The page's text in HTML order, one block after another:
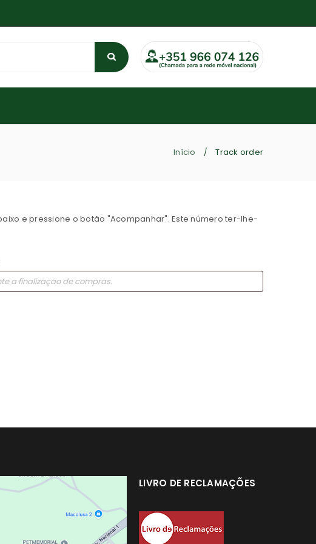
Início / Track order
e pressione o botão "Acompanhar". Este número ter-lhe-
LIVRO DE RECLAMAÇÕES